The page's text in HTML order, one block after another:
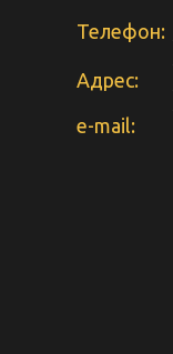
Телефон:
Адрес:
e-mail: